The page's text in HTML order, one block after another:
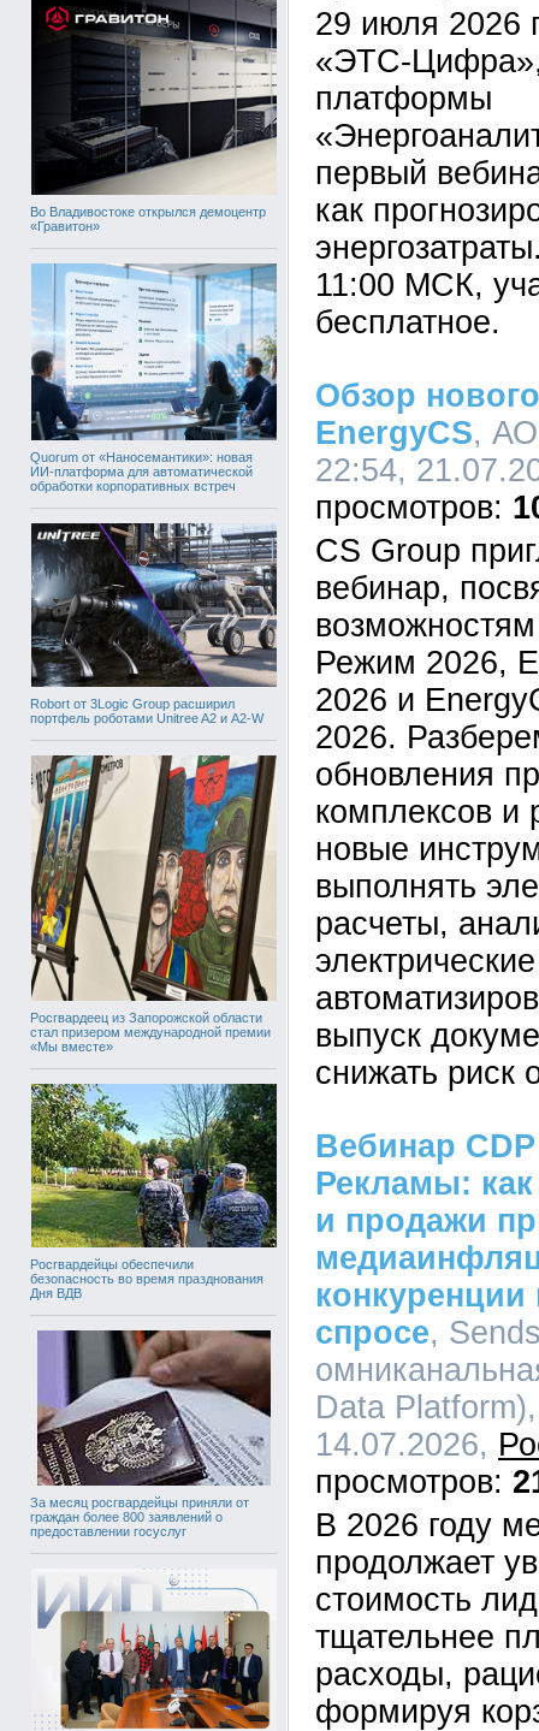
Во Владивостоке открылся демоцентр
«Гравитон»
Quorum от «Наносемантики»: новая
ИИ-платформа для автоматической
обработки корпоративных встреч
Robort от 3Logic Group расширил
портфель роботами Unitree A2 и A2-W
Росгвардеец из Запорожской области
стал призером международной премии
«Мы вместе»
Росгвардейцы обеспечили
безопасность во время празднования
Дня ВДВ
За месяц росгвардейцы приняли от
граждан более 800 заявлений о
предоставлении госуслуг
29 июля 2026
«ЭТС-Цифра»,
платформы
первый
как
11:00 МСК,
бесплатное.
Обзор
EnergyCS,
22:54,
CS Group
вебинар,
Режим 2026,
2026 и
2026.
обновления
комплексов и
новые
выполнять
расчеты,
выпуск
снижать риск
Вебинар
Рекламы:
и продажи
спросе,
Data
14.07.2026,
В 2026 году
продолжает
стоимость
тщательнее
расходы,
формируя